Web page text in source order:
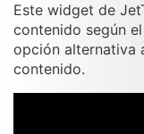
Este widget de
contenido según
opción alternativa
contenido.